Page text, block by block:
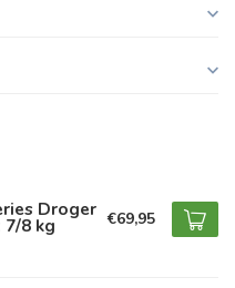
Droger
8 kg €69,95